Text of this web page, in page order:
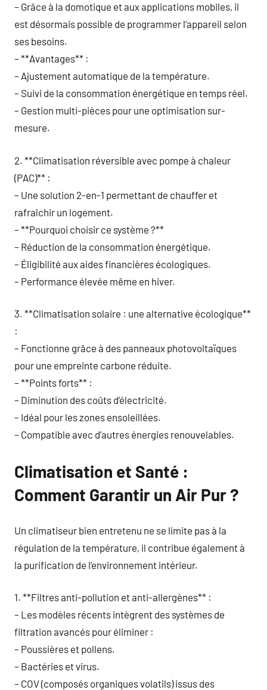
– Grâce à la domotique et aux applications mobiles, il
est désormais possible de programmer l’appareil selon
ses besoins.
– **Avantages** :
– Ajustement automatique de la température.
– Suivi de la consommation énergétique en temps réel.
– Gestion multi-pièces pour une optimisation sur-
mesure.
2. **Climatisation réversible avec pompe à chaleur
(PAC)** :
– Une solution 2-en-1 permettant de chauffer et
rafraîchir un logement.
– **Pourquoi choisir ce système ?**
– Réduction de la consommation énergétique.
– Éligibilité aux aides financières écologiques.
– Performance élevée même en hiver.
3. **Climatisation solaire : une alternative écologique**
:
– Fonctionne grâce à des panneaux photovoltaïques
pour une empreinte carbone réduite.
– **Points forts** :
– Diminution des coûts d’électricité.
– Idéal pour les zones ensoleillées.
– Compatible avec d’autres énergies renouvelables.
Climatisation et Santé :
Comment Garantir un Air Pur ?
Un climatiseur bien entretenu ne se limite pas à la
régulation de la température, il contribue également à
la purification de l’environnement intérieur.
1. **Filtres anti-pollution et anti-allergènes** :
– Les modèles récents intègrent des systèmes de
filtration avancés pour éliminer :
– Poussières et pollens.
– Bactéries et virus.
– COV (composés organiques volatils) issus des